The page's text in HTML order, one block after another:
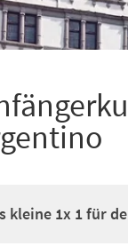
kleine 1x 1 für